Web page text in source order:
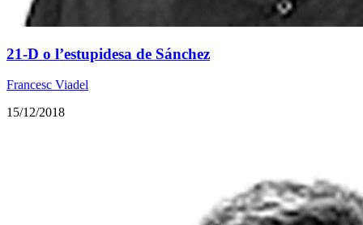
21-D o l’estupidesa de Sánchez
Francesc Viadel
15/12/2018